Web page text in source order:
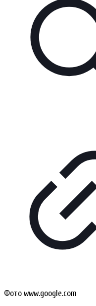
Фото www.google.com